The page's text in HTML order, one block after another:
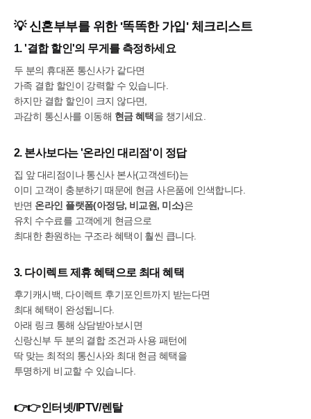
💡 신혼부부를 위한 '똑똑한 가입' 체크리스트
1. '결합 할인'의 무게를 측정하세요
두 분의 휴대폰 통신사가 같다면
가족 결합 할인이 강력할 수 있습니다.
하지만 결합 할인이 크지 않다면,
과감히 통신사를 이동해 현금 혜택을 챙기세요.
2. 본사보다는 '온라인 대리점'이 정답
집 앞 대리점이나 통신사 본사(고객센터)는
이미 고객이 충분하기 때문에 현금 사은품에 인색합니다.
반면 온라인 플랫폼(아정당, 비교원, 미소)은
유치 수수료를 고객에게 현금으로
최대한 환원하는 구조라 혜택이 훨씬 큽니다.
3. 다이렉트 제휴 혜택으로 최대 혜택
후기캐시백, 다이렉트 후기포인트까지 받는다면
최대 혜택이 완성됩니다.
아래 링크 통해 상담받아보시면
신랑신부 두 분의 결합 조건과 사용 패턴에
딱 맞는 최적의 통신사와 최대 현금 혜택을
투명하게 비교할 수 있습니다.
👉👉인터넷/IPTV/렌탈